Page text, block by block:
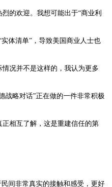
的欢迎。我想可能出于“商业利
体清单”，导致美国商业人士也
况并不是这样的，我认为更多
战略对话”正在做的一件非常积极
相互了解，这是重建信任的第
间非常真实的接触和感受，更好